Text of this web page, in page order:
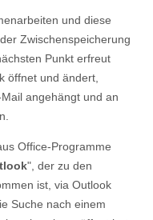
und diese
Zwischenspeicherung
Punkt erfreut
öffnet und ändert,
angehängt und an
Office-Programme
", der zu den
ist, via Outlook
Suche nach einem